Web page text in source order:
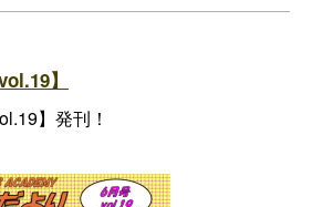
】
】発刊！